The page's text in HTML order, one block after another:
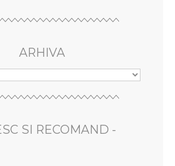
ARHIVA
SI RECOMAND -